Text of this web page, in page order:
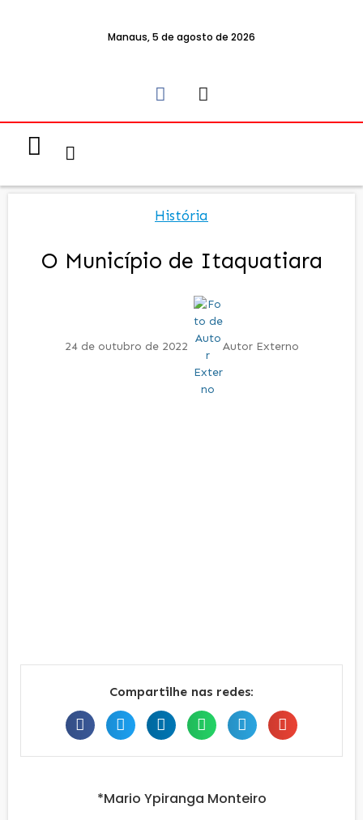
Manaus, 5 de agosto de 2026
História
O Município de Itaquatiara
24 de outubro de 2022 Autor Externo
Compartilhe nas redes:
*Mario Ypiranga Monteiro